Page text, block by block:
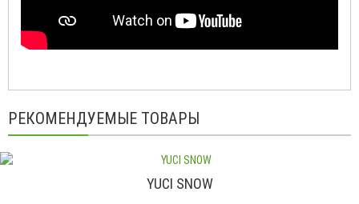
РЕКОМЕНДУЕМЫЕ ТОВАРЫ
YUCI SNOW